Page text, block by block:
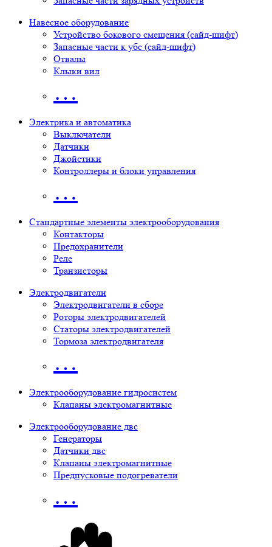
Навесное оборудование
Устройство бокового смещения (сайд-шифт)
Запасные части к убс (сайд-шифт)
Отвалы
Клыки вил
…
Электрика и автоматика
Выключатели
Датчики
Джойстики
Контроллеры и блоки управления
…
Стандартные элементы электрооборудования
Контакторы
Предохранители
Реле
Транзисторы
Электродвигатели
Электродвигатели в сборе
Роторы электродвигателей
Статоры электродвигателей
Тормоза электродвигателя
…
Электрооборудование гидросистем
Клапаны электромагнитные
Электрооборудование двс
Генераторы
Датчики двс
Клапаны электромагнитные
Предпусковые подогреватели
…